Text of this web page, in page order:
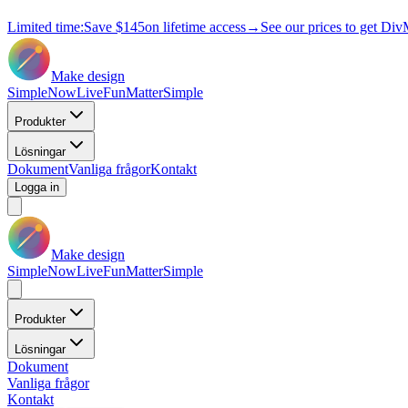
Limited time:Save $145on lifetime access→ See our prices to get
Make design
SimpleNowLiveFunMatterSimple
Produkter
Lösningar
DokumentVanliga frågorKontakt
Logga in
Make design
SimpleNowLiveFunMatterSimple
Produkter
Lösningar
Dokument
Vanliga frågor
Kontakt